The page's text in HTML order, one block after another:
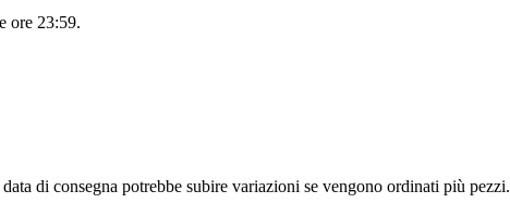
ore 23:59.
di consegna potrebbe subire variazioni se vengono ordinati più pezzi.